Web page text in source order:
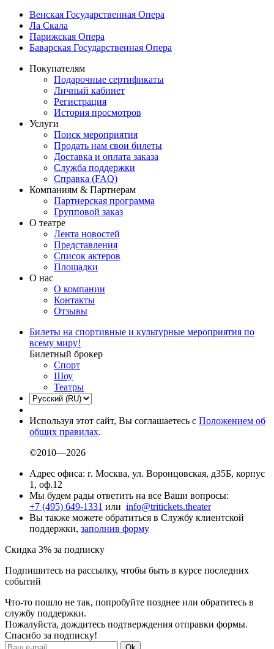
Венская Государственная Опера
Ла Скала
Парижская Опера
Баварская Государственная Опера
Покупателям
Подарочные сертификаты
Личный кабинет
Регистрация
История просмотров
Услуги
Поиск мероприятия
Продать нам свои билеты
Доставка и оплата заказа
Служба поддержки
Справка (FAQ)
Компаниям & Партнерам
Партнерская программа
Групповой заказ
О театре
Лента новостей
Представления
Список актеров
Площадки
О нас
О компании
Контакты
Отзывы
Билеты на спортивные и культурные мероприятия по
всему миру!
Билетный брокер
Спорт
Шоу
Театры
Используя этот сайт, Вы соглашаетесь с Положением об
общих правилах.
©2010—2026
Адрес офиса: г. Москва, ул. Воронцовская, д35Б, корпус
1, оф.12
Мы будем рады ответить на все Ваши вопросы:
+7 (495) 649-1331 или info@tritickets.theater
Вы также можете обратиться в Службу клиентской
поддержки, заполнив форму
Скидка 3% за подписку
Подпишитесь на рассылку, чтобы быть в курсе последних
событий
Что-то пошло не так, попробуйте позднее или обратитесь в
службу поддержки.
Пожалуйста, дождитесь подтверждения отправки формы.
Спасибо за подписку!